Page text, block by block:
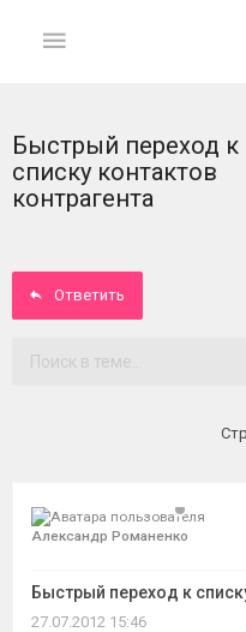
ГЛАВНАЯ
На
Вход
ФОРУМ
Активные
Быстрый переход к
списку контактов
контрагента
Ответить
Александр Романенко
Быстрый переход к
27.07.2012 15:46